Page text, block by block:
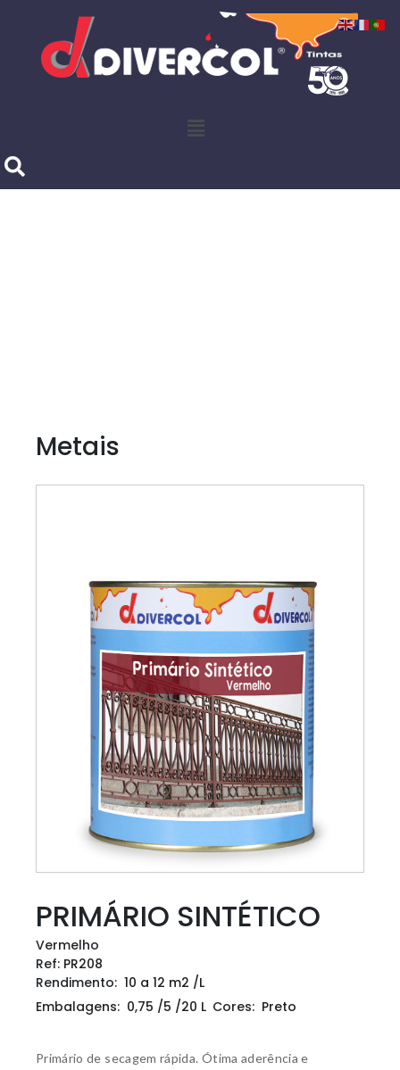
Metais
PRIMÁRIO SINTÉTICO
Vermelho
Ref: PR208
Rendimento: 10 a 12 m2 /L
Embalagens: 0,75 /5 /20 L Cores: Preto
Primário de secagem rápida. Ótima aderência e